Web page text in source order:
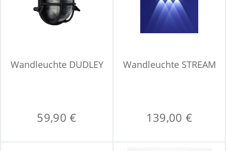
Wandleuchte DUDLEY
59,90 €
Wandleuchte STREAM
139,00 €